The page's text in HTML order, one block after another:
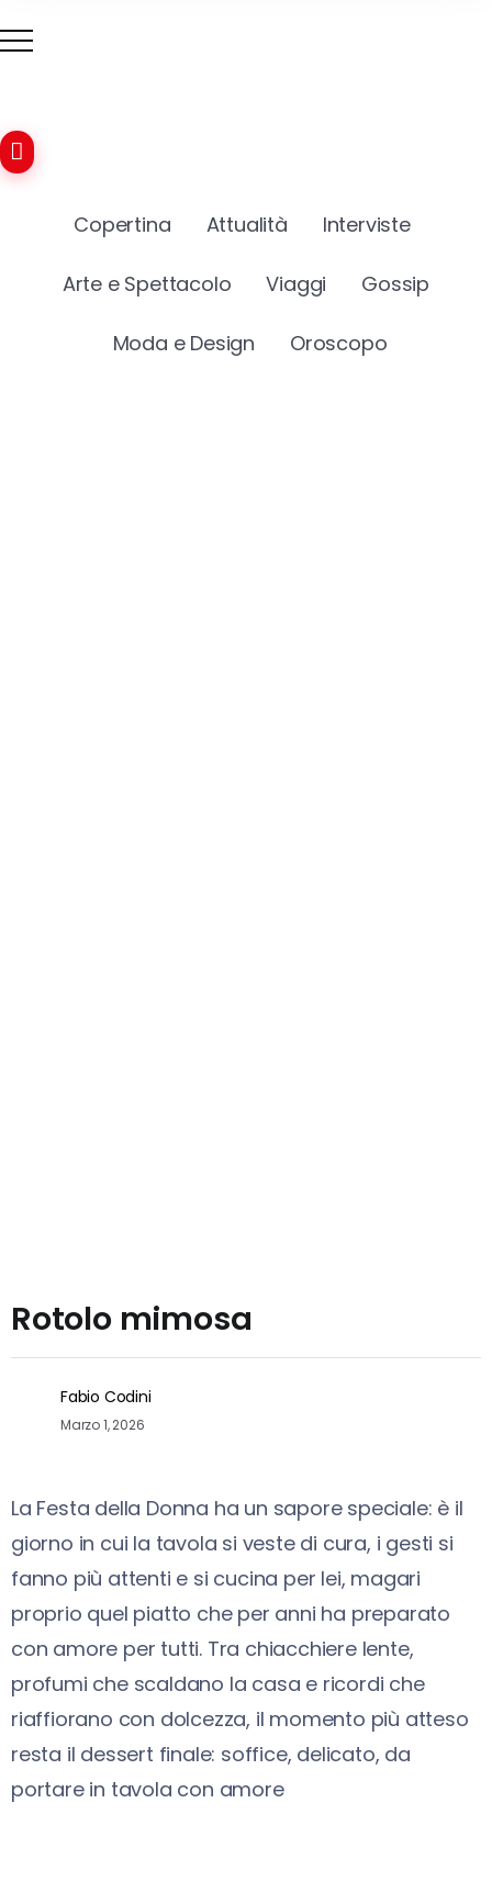
Copertina Attualità Interviste
Arte e Spettacolo Viaggi Gossip
Moda e Design Oroscopo
Rotolo mimosa
Fabio Codini
Marzo 1, 2026
La Festa della Donna ha un sapore speciale: è il
giorno in cui la tavola si veste di cura, i gesti si
fanno più attenti e si cucina per lei, magari
proprio quel piatto che per anni ha preparato
con amore per tutti. Tra chiacchiere lente,
profumi che scaldano la casa e ricordi che
riaffiorano con dolcezza, il momento più atteso
resta il dessert finale: soffice, delicato, da
portare in tavola con amore